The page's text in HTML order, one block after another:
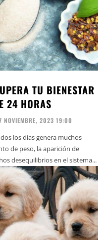
TU BIENESTAR
24 HORAS
NOVIEMBRE, 2023 19:00
los días genera muchos
de peso, la aparición de
desequilibrios en el sistema...